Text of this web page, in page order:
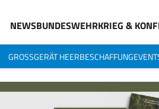
NEWSBUNDESWEHRKRIEG &
GROSSGERÄT HEERBESCHAFFUNG